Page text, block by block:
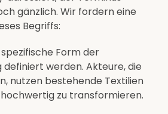
gänzlich. Wir fordern eine
Begriffs:
Form der
werden. Akteure, die
nutzen bestehende Textilien
zu transformieren.